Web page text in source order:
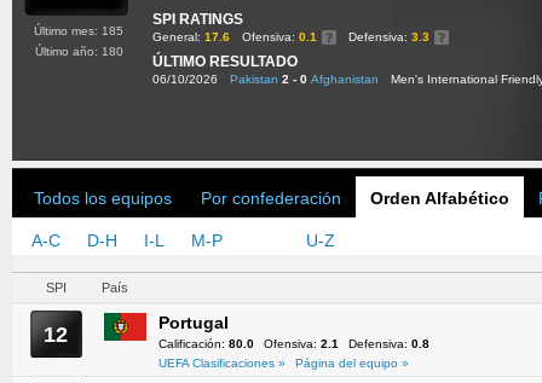
SPI RATINGS
General: 17.6 Ofensiva: 0.1 Defensiva: 3.3
ÚLTIMO RESULTADO
06/10/2026 Pakistan 2 - 0 Afghanistan Men's International
Último mes: 185
Último año: 180
Todos los equipos Por confederación Orden Alfabético
A-C D-H I-L M-P U-Z
SPI País
12 Portugal
Calificación: 80.0 Ofensiva: 2.1 Defensiva: 0.8
UEFA Clasificaciones »
Página del equipo »